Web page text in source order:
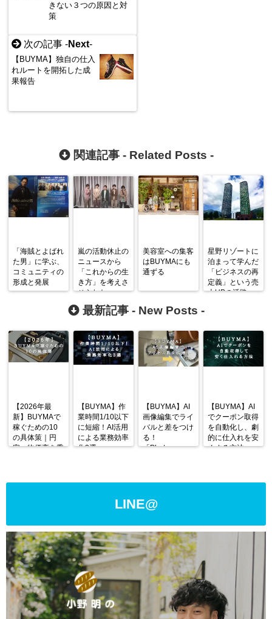
きない３つの原因と対
策
次の記事 -Next-
【BUYMA】独自の仕入
れルートを開拓した成
果報告
関連記事 - Related Posts -
「海賊とよばれ
た男」に学ぶ、
コミュニティの
形成と発展
嵐の活動休止の
ニュースから
「これからの生
き方」を考えさ
せられた
美容室への集客
はBUYMAにも
通ずる
星野リゾートに
泊まって学んだ
「ビジネスの再
定義」という売
上UPの活路
最新記事 - New Posts -
【2026年最
新】BUYMAで
稼ぐための10
の具体策｜円
安・物価高を乗
【BUYMA】作
業時間1/10以下
に短縮！AI活用
による業務効率
化3選
【BUYMA】AI
画像編集でライ
バルと差をつけ
る！
「Photoroom」
【BUYMA】AI
でクーポン取得
を自動化し、劇
的に仕入れを安
くする方法
LINE@